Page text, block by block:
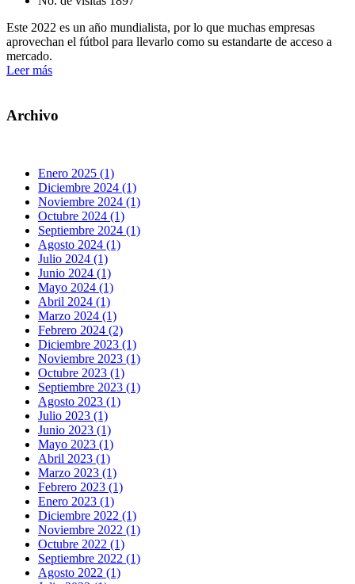
Este 2022 es un año mundialista, por lo que muchas empresas
aprovechan el fútbol para llevarlo como su estandarte de acceso a
mercado.
Leer más
Archivo
Enero 2025 (1)
Diciembre 2024 (1)
Noviembre 2024 (1)
Octubre 2024 (1)
Septiembre 2024 (1)
Agosto 2024 (1)
Julio 2024 (1)
Junio 2024 (1)
Mayo 2024 (1)
Abril 2024 (1)
Marzo 2024 (1)
Febrero 2024 (2)
Diciembre 2023 (1)
Noviembre 2023 (1)
Octubre 2023 (1)
Septiembre 2023 (1)
Agosto 2023 (1)
Julio 2023 (1)
Junio 2023 (1)
Mayo 2023 (1)
Abril 2023 (1)
Marzo 2023 (1)
Febrero 2023 (1)
Enero 2023 (1)
Diciembre 2022 (1)
Noviembre 2022 (1)
Octubre 2022 (1)
Septiembre 2022 (1)
Agosto 2022 (1)